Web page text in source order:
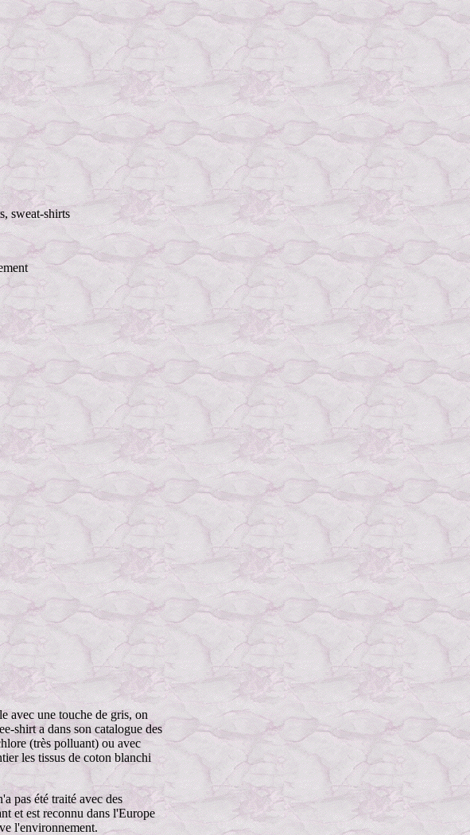
sweat-shirts
avec une touche de gris, on
shirt a dans son catalogue des
(très polluant) ou avec
les tissus de coton blanchi
pas été traité avec des
et est reconnu dans l'Europe
l'environnement.